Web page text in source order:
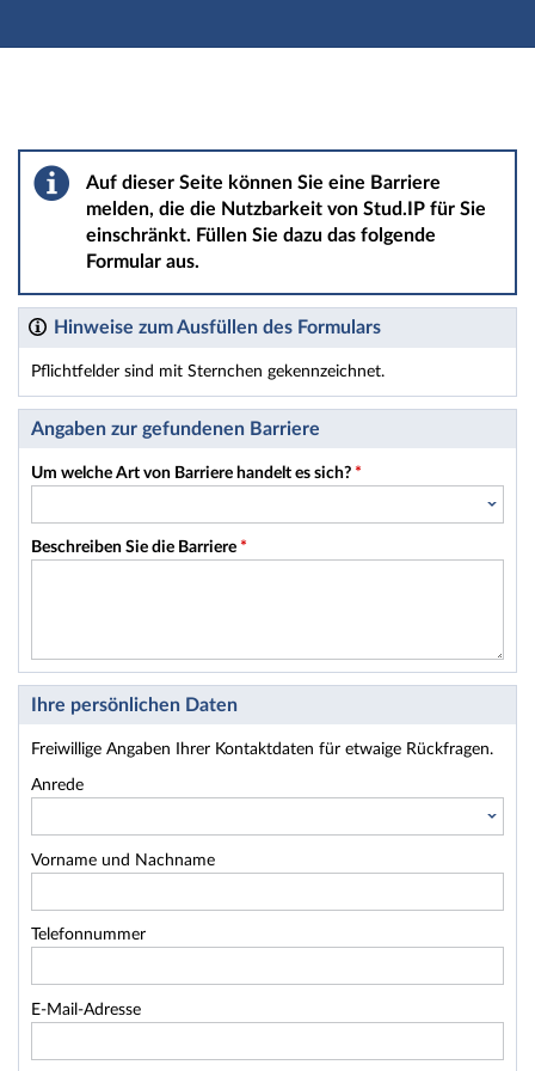
Hauptnavigation
Barriere melden
Auf dieser Seite können Sie eine Barriere
melden, die die Nutzbarkeit von Stud.IP für Sie
einschränkt. Füllen Sie dazu das folgende
Formular aus.
Hinweise zum Ausfüllen des Formulars
Pflichtfelder sind mit Sternchen gekennzeichnet.
Dieses Formular enthält Pflichtfelder.
Angaben zur gefundenen Barriere
Um welche Art von Barriere handelt es sich? *
Beschreiben Sie die Barriere *
Ihre persönlichen Daten
Freiwillige Angaben Ihrer Kontaktdaten für etwaige Rückfragen.
Anrede
Vorname und Nachname
Telefonnummer
E-Mail-Adresse